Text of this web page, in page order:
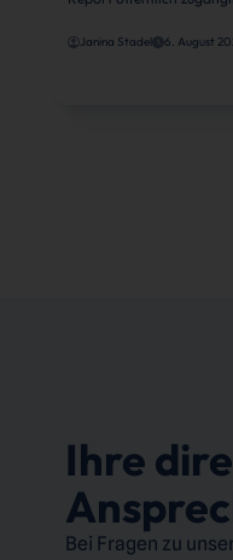
Janina Stadel 6. August
Ihre
Bei Fragen zu